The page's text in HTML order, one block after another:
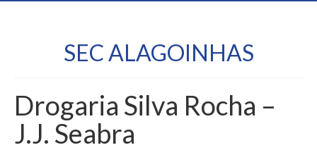
SEC ALAGOINHAS
Drogaria Silva Rocha –
J.J. Seabra